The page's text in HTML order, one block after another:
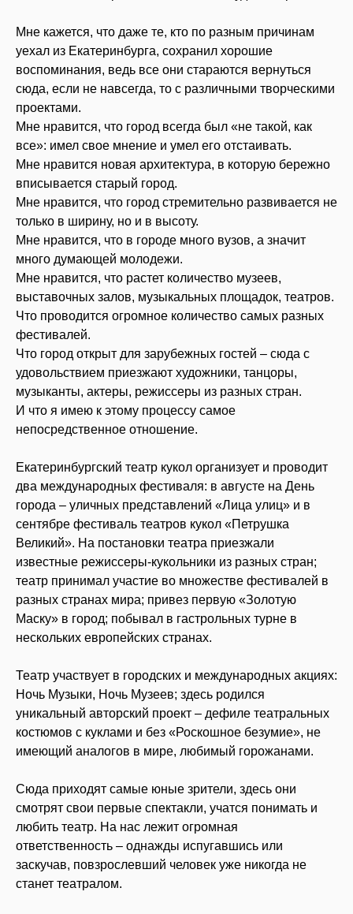
Мне кажется, что даже те, кто по разным причинам
уехал из Екатеринбурга, сохранил хорошие
воспоминания, ведь все они стараются вернуться
сюда, если не навсегда, то с различными творческими
проектами.
Мне нравится, что город всегда был «не такой, как
все»: имел свое мнение и умел его отстаивать.
Мне нравится новая архитектура, в которую бережно
вписывается старый город.
Мне нравится, что город стремительно развивается не
только в ширину, но и в высоту.
Мне нравится, что в городе много вузов, а значит
много думающей молодежи.
Мне нравится, что растет количество музеев,
выставочных залов, музыкальных площадок, театров.
Что проводится огромное количество самых разных
фестивалей.
Что город открыт для зарубежных гостей – сюда с
удовольствием приезжают художники, танцоры,
музыканты, актеры, режиссеры из разных стран.
И что я имею к этому процессу самое
непосредственное отношение.
Екатеринбургский театр кукол организует и проводит
два международных фестиваля: в августе на День
города – уличных представлений «Лица улиц» и в
сентябре фестиваль театров кукол «Петрушка
Великий». На постановки театра приезжали
известные режиссеры-кукольники из разных стран;
театр принимал участие во множестве фестивалей в
разных странах мира; привез первую «Золотую
Маску» в город; побывал в гастрольных турне в
нескольких европейских странах.
Театр участвует в городских и международных акциях:
Ночь Музыки, Ночь Музеев; здесь родился
уникальный авторский проект – дефиле театральных
костюмов с куклами и без «Роскошное безумие», не
имеющий аналогов в мире, любимый горожанами.
Сюда приходят самые юные зрители, здесь они
смотрят свои первые спектакли, учатся понимать и
любить театр. На нас лежит огромная
ответственность – однажды испугавшись или
заскучав, повзрослевший человек уже никогда не
станет театралом.